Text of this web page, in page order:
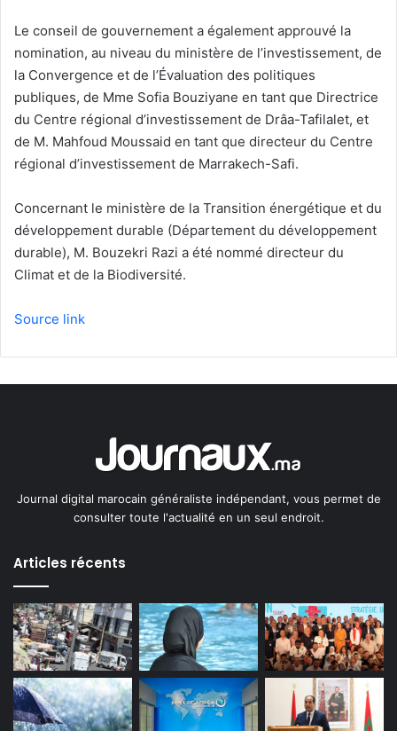
Le conseil de gouvernement a également approuvé la
nomination, au niveau du ministère de l’investissement, de
la Convergence et de l’Évaluation des politiques
publiques, de Mme Sofia Bouziyane en tant que Directrice
du Centre régional d’investissement de Drâa-Tafilalet, et
de M. Mahfoud Moussaid en tant que directeur du Centre
régional d’investissement de Marrakech-Safi.
Concernant le ministère de la Transition énergétique et du
développement durable (Département du développement
durable), M. Bouzekri Razi a été nommé directeur du
Climat et de la Biodiversité.
Source link
Journal digital marocain généraliste indépendant, vous permet de
consulter toute l'actualité en un seul endroit.
Articles récents